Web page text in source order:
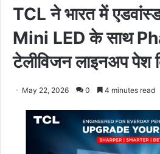
TCL ने भारत में
Mini LED के साथ
टेलीविजन लाइनअप पेश
May 22, 2026 0 4 minutes read